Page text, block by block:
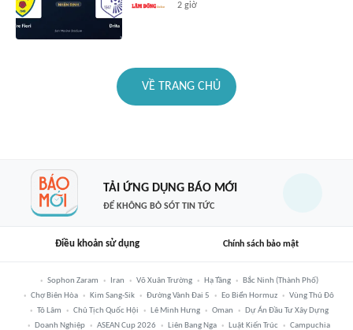
2 giờ
VỀ TRANG CHỦ
TẢI ỨNG DỤNG BÁO MỚI
ĐỂ KHÔNG BỎ SÓT TIN TỨC
Điều khoản sử dụng Chính sách bảo mật
Sophon Zaram Iran Võ Xuân Trường Hạ Tầng
Bắc Ninh (thành Phố)
Chợ Biên Hòa
Kim Sang-Sik Đường Vành Đai 5 Eo Biển Hormuz
Vùng Thủ Đô
Tô Lâm
Chủ Tịch Quốc Hội Lê Minh Hưng Oman
Dự Án Đầu Tư Xây Dựng
Doanh Nghiệp
ASEAN Cup 2026 Liên Bang Nga Luật Kiến Trúc Campuchia